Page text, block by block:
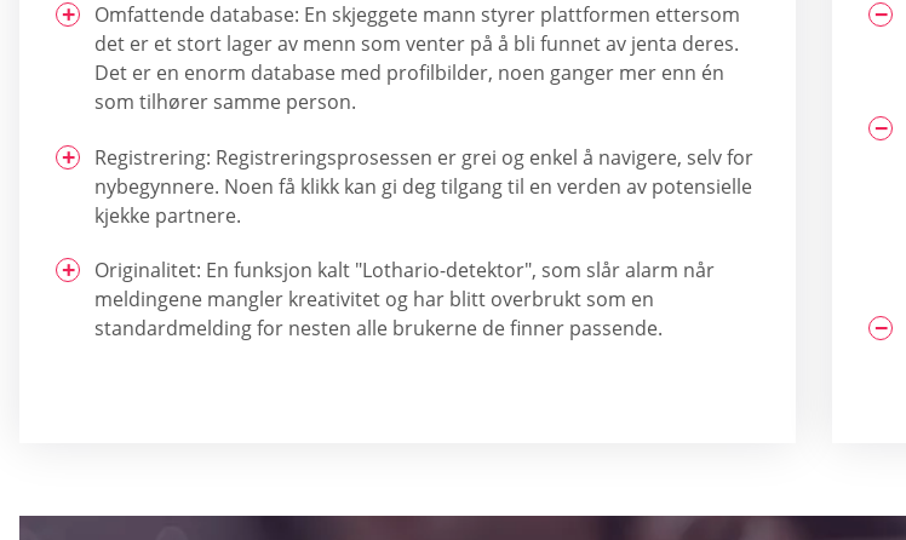
Omfattende database: En skjeggete mann styrer plattformen ettersom
det er et stort lager av menn som venter på å bli funnet av jenta deres.
Det er en enorm database med profilbilder, noen ganger mer enn én
som tilhører samme person.
Registrering: Registreringsprosessen er grei og enkel å navigere, selv for
nybegynnere. Noen få klikk kan gi deg tilgang til en verden av potensielle
kjekke partnere.
Originalitet: En funksjon kalt "Lothario-detektor", som slår alarm når
meldingene mangler kreativitet og har blitt overbrukt som en
standardmelding for nesten alle brukerne de finner passende.